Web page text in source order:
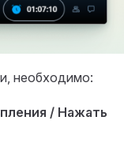
необходимо:
/ Нажать